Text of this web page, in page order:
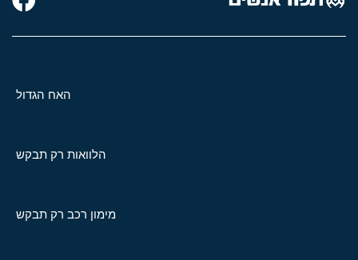
האח הגדול
הלוואות רק תבקש
מימון רכב רק תבקש